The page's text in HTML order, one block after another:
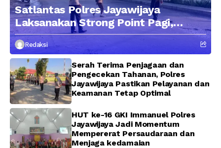
Satlantas Polres Jayawijaya
Laksanakan Strong Point Pagi,
Edukasi Pengendara dengan
Pendekatan Humanis
Redaksi
Serah Terima Penjagaan dan
Pengecekan Tahanan, Polres
Jayawijaya Pastikan Pelayanan dan
Keamanan Tetap Optimal
HUT ke-16 GKI Immanuel Polres
Jayawijaya Jadi Momentum
Mempererat Persaudaraan dan
Menjaga kedamaian